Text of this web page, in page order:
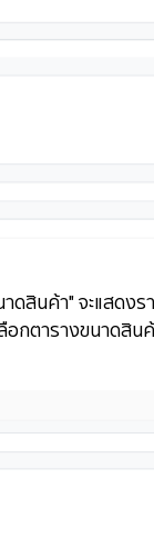
สินค้า" จะแสดงร
อกตารางขนาดสิน